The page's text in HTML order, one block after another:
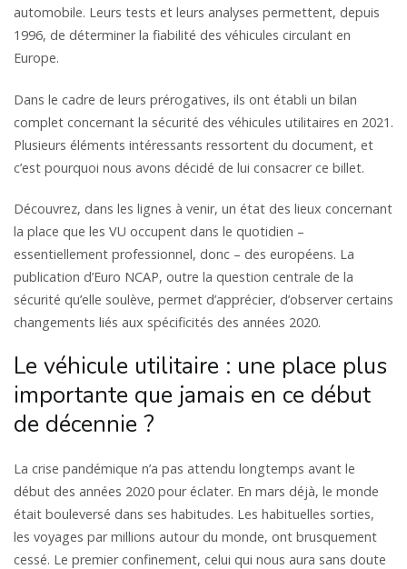
automobile. Leurs tests et leurs analyses permettent, depuis
1996, de déterminer la fiabilité des véhicules circulant en
Europe.
Dans le cadre de leurs prérogatives, ils ont établi un bilan
complet concernant la sécurité des véhicules utilitaires en 2021.
Plusieurs éléments intéressants ressortent du document, et
c’est pourquoi nous avons décidé de lui consacrer ce billet.
Découvrez, dans les lignes à venir, un état des lieux concernant
la place que les VU occupent dans le quotidien –
essentiellement professionnel, donc – des européens. La
publication d’Euro NCAP, outre la question centrale de la
sécurité qu’elle soulève, permet d’apprécier, d’observer certains
changements liés aux spécificités des années 2020.
Le véhicule utilitaire : une place plus
importante que jamais en ce début
de décennie ?
La crise pandémique n’a pas attendu longtemps avant le
début des années 2020 pour éclater. En mars déjà, le monde
était bouleversé dans ses habitudes. Les habituelles sorties,
les voyages par millions autour du monde, ont brusquement
cessé. Le premier confinement, celui qui nous aura sans doute